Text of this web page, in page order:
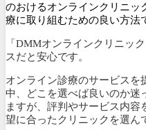
のおけるオンラインクリニッ
療に取り組むための良い方法
「DMMオンラインクリニッ
スだと安心です。
オンライン診療のサービスを
中、どこを選べば良いのか迷
ますが、評判やサービス内
望に合ったクリニックを選ん